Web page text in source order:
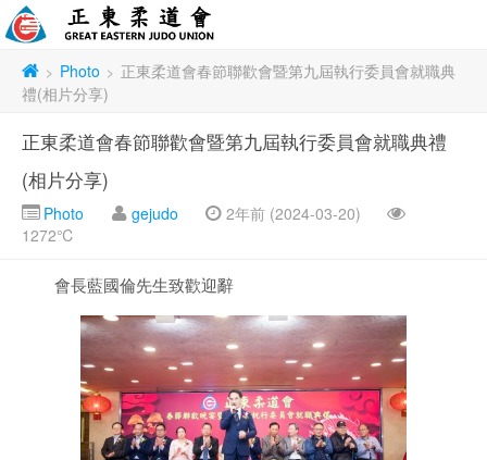
> Photo > 正東柔道會春節聯歡會暨第九屆執行委員會就職典
禮(相片分享)
正東柔道會春節聯歡會暨第九屆執行委員會就職典禮
(相片分享)
Photo gejudo
2年前 (2024-03-20)
1272℃
會長藍國倫先生致歡迎辭